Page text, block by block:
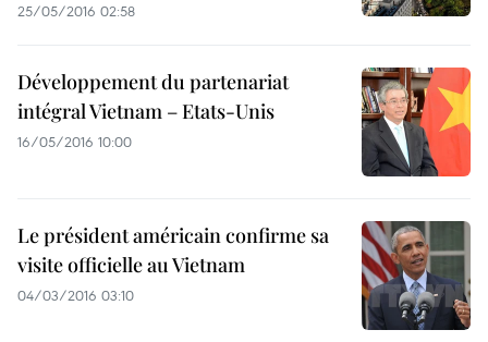
25/05/2016 02:58
Développement du partenariat
intégral Vietnam – Etats-Unis
16/05/2016 10:00
Le président américain confirme sa
visite officielle au Vietnam
04/03/2016 03:10